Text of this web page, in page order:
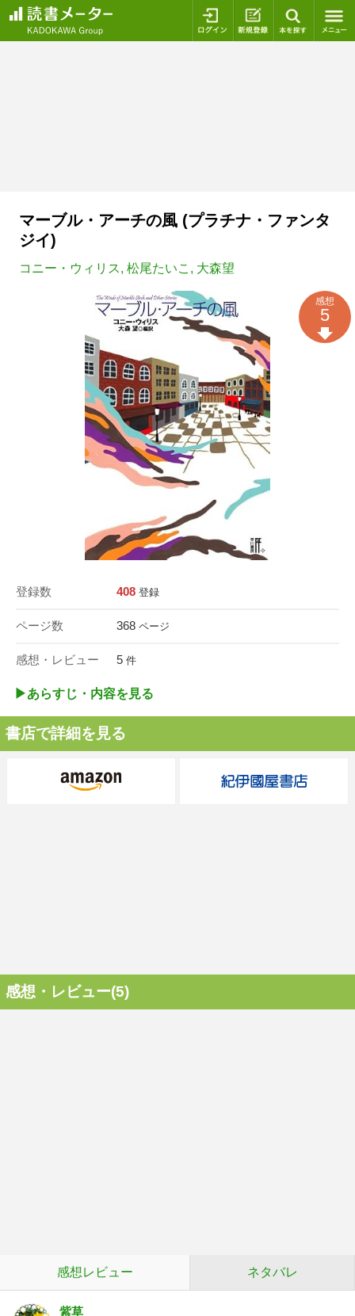
ログイン 新規登録
マーブル・アーチの風 (プラチナ・ファンタ
ジイ)
コニー・ウィリス, 松尾たいこ , 大森望
登録数 408 登録
ページ数 368 ページ
感想・レビュー 5 件
感想
5
▶︎あらすじ・内容を見る
書店で詳細を見る
感想・レビュー(5)
感想レビュー ネタバレ
紫草